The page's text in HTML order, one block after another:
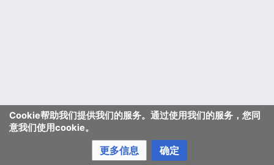
Cookie帮助我们提供我们的服务。通过使用我们的服务，您同
意我们使用cookie。
更多信息 确定